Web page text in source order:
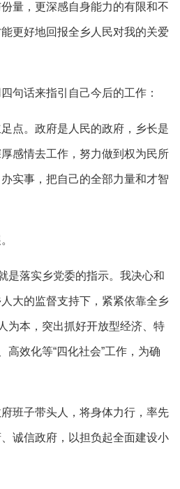
量，更深感自身能力的有限和不
更好地回报全乡人民对我的关爱
句话来指引自己今后的工作：
点。政府是人民的政府，乡长是
感情去工作，努力做到权为民所
实事，把自己的全部力量和才智
是落实乡党委的指示。我决心和
大的监督支持下，紧紧依靠全乡
为本，突出抓好开放型经济、特
高效化等“四化社会”工作，为确
班子带头人，将身体力行，率先
诚信政府，以担负起全面建设小